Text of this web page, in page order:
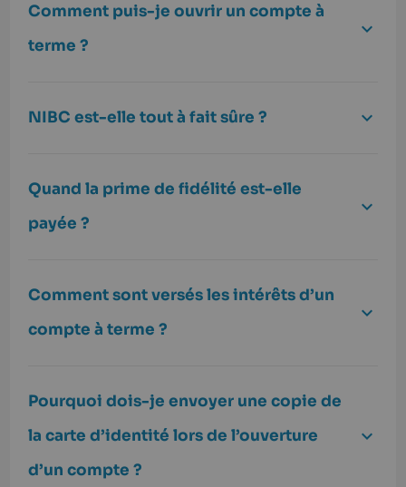
Comment puis-je ouvrir un compte à
terme ?
NIBC est-elle tout à fait sûre ?
Quand la prime de fidélité est-elle
payée ?
Comment sont versés les intérêts d’un
compte à terme ?
Pourquoi dois-je envoyer une copie de
la carte d’identité lors de l’ouverture
d’un compte ?